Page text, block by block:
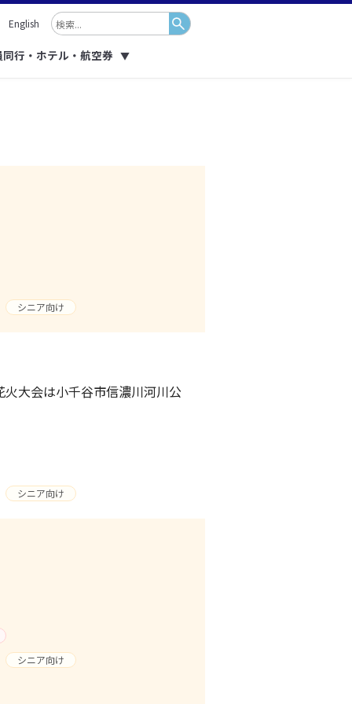
English
行・ホテル・航空券 ▼
シニア向け
大会は小千谷市信濃川河川公
シニア向け
シニア向け